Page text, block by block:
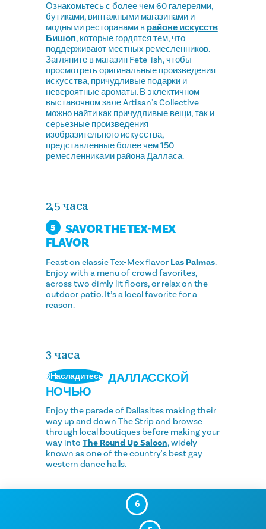
Ознакомьтесь с более чем 60 галереями,
бутиками, винтажными магазинами и
модными ресторанами в районе искусств
Бишоп, которые гордятся тем, что
поддерживают местных ремесленников.
Загляните в магазин Fete-ish, чтобы
просмотреть оригинальные произведения
искусства, причудливые подарки и
невероятные ароматы. В эклектичном
выставочном зале Artisan's Collective
можно найти как причудливые вещи, так и
серьезные произведения
изобразительного искусства,
представленные более чем 150
ремесленниками района Далласа.
2,5 часа
5
SAVOR THE TEX-MEX
FLAVOR
Feast on classic Tex-Mex flavor Las Palmas.
Enjoy with a menu of crowd favorites,
across two dimly lit floors, or relax on the
outdoor patio. It’s a local favorite for a
reason.
3 часа
6Насладитесь ДАЛЛАССКОЙ
НОЧЬЮ
Enjoy the parade of Dallasites making their
way up and down The Strip and browse
through local boutiques before making your
way into The Round Up Saloon, widely
known as one of the country's best gay
western dance halls.
6